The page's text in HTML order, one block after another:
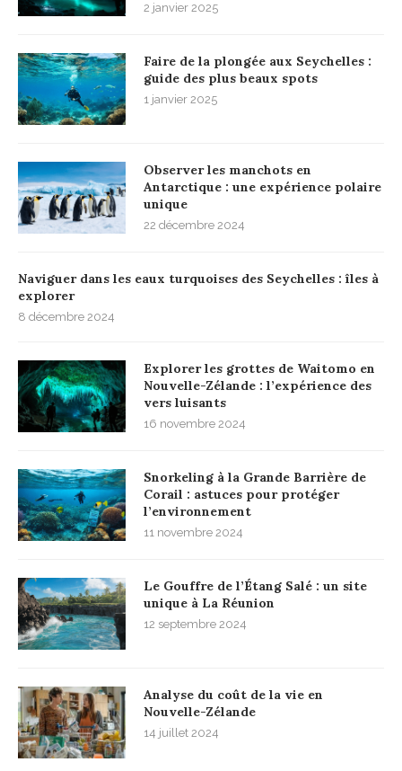
2 janvier 2025
Faire de la plongée aux Seychelles :
guide des plus beaux spots
1 janvier 2025
Observer les manchots en
Antarctique : une expérience polaire
unique
22 décembre 2024
Naviguer dans les eaux turquoises des Seychelles : îles à
explorer
8 décembre 2024
Explorer les grottes de Waitomo en
Nouvelle-Zélande : l’expérience des
vers luisants
16 novembre 2024
Snorkeling à la Grande Barrière de
Corail : astuces pour protéger
l’environnement
11 novembre 2024
Le Gouffre de l’Étang Salé : un site
unique à La Réunion
12 septembre 2024
Analyse du coût de la vie en
Nouvelle-Zélande
14 juillet 2024